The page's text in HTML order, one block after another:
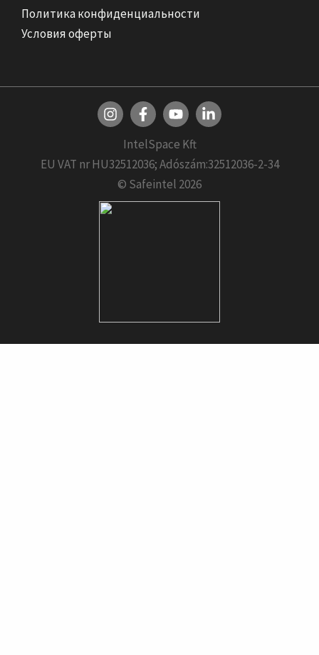
Политика конфиденциальности
Условия оферты
IntelSpace Kft
EU VAT nr HU32512036; Adószám:32512036-2-34
© Safeintel 2026